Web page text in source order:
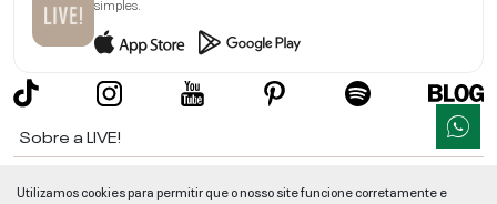
Sobre a LIVE!
Utilizamos cookies para permitir que o nosso site funcione corretamente e